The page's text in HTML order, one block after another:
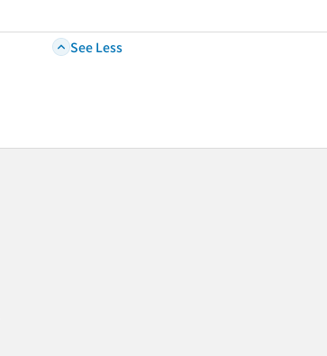
See Less